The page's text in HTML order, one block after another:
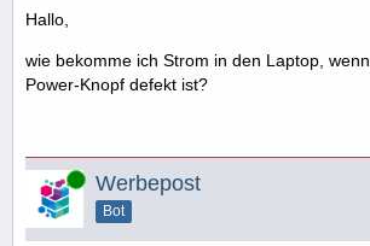
Hallo,
wie bekomme ich Strom in den Laptop,
Power-Knopf defekt ist?
Online Werbepost
Bot